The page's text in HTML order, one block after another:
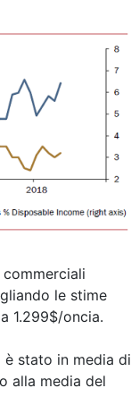
le stime
1.299$/oncia.
è stato in media di
alla media del